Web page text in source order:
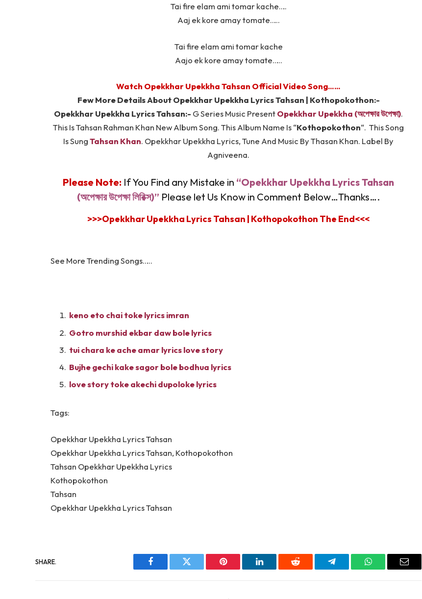
Tai fire elam ami tomar kache….
Aaj ek kore amay tomate…..
Tai fire elam ami tomar kache
Aajo ek kore amay tomate…..
Watch Opekkhar Upekkha Tahsan Official Video Song……
Few More Details About Opekkhar Upekkha Lyrics Tahsan | Kothopokothon:-
Opekkhar Upekkha Lyrics Tahsan:- G Series Music PresentOpekkhar Upekkha (অপেক্ষার উপেক্ষা).
This Is Tahsan Rahman Khan New Album Song. This Album Name Is “Kothopokothon“. This Song
Is SungTahsan Khan. Opekkhar Upekkha Lyrics, Tune And Music By Thasan Khan. Label By
Agniveena.
Please Note: If You Find any Mistake in “Opekkhar Upekkha Lyrics Tahsan
(অপেক্ষার উপেক্ষা লিরিক্স)” Please let Us Know in Comment Below…Thanks….
>>>Opekkhar Upekkha Lyrics Tahsan | Kothopokothon The End<<<
See More Trending Songs…..
keno eto chai toke lyrics imran
Gotro murshid ekbar daw bole lyrics
tui chara ke ache amar lyrics love story
Bujhe gechi kake sagor bole bodhua lyrics
love story toke akechi dupoloke lyrics
Tags:
Opekkhar Upekkha Lyrics Tahsan
Opekkhar Upekkha Lyrics Tahsan, Kothopokothon
Tahsan Opekkhar Upekkha Lyrics
Kothopokothon
Tahsan
Opekkhar Upekkha Lyrics Tahsan
SHARE.
Facebook Twitter Pinterest LinkedIn Reddit Telegram WhatsAppEmail